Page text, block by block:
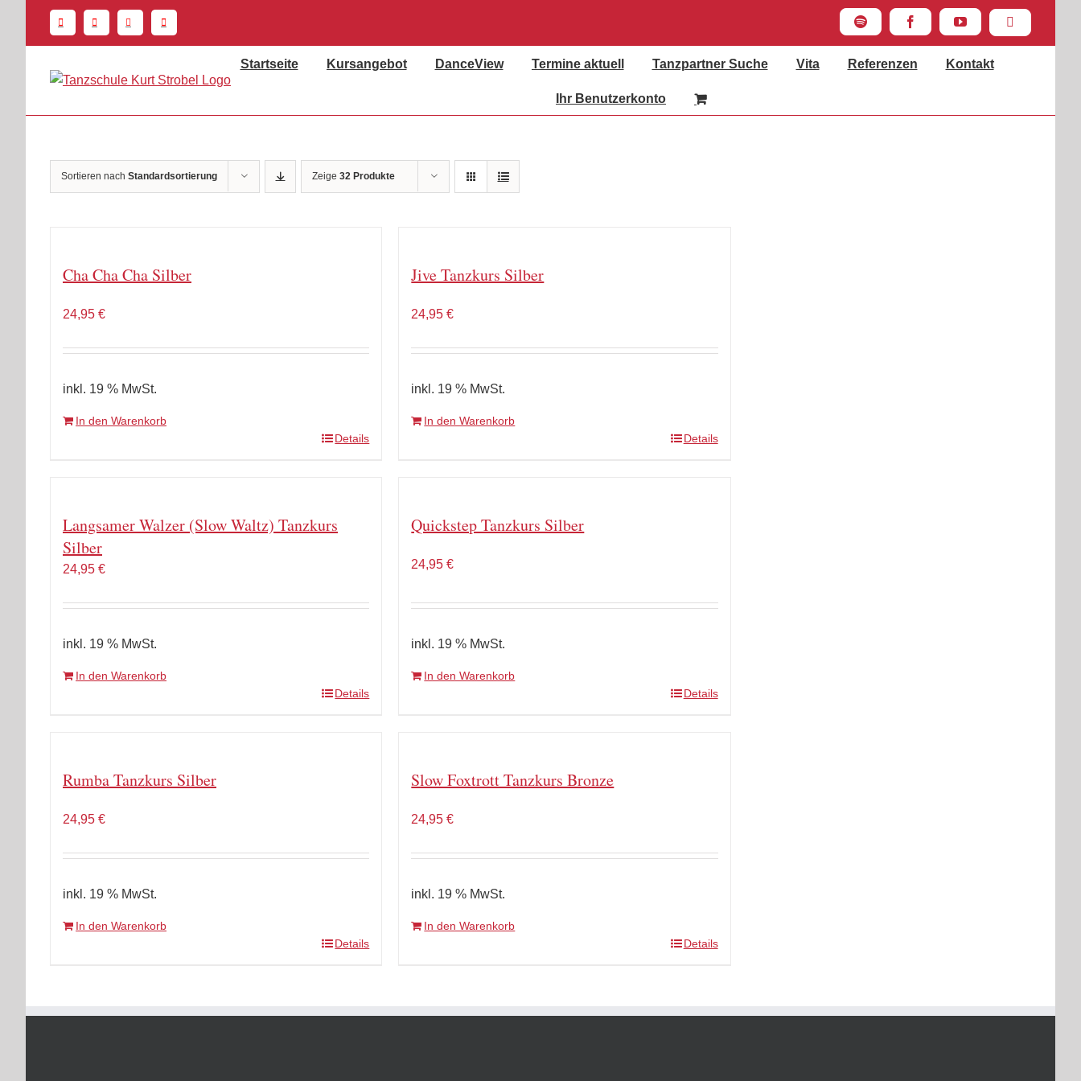
springen
Spotify FacebookYouTube Instagram
Startseite Kursangebot DanceView Termine aktuell Tanzpartner Suche Vita Referenzen Kontakt
Ihr Benutzerkonto
Sortieren nach Standardsortierung Zeige 32 Produkte
Cha Cha Cha Silber
24,95 €
inkl. 19 % MwSt.
In den Warenkorb
Details
Jive Tanzkurs Silber
24,95€
inkl. 19 % MwSt.
In den Warenkorb
Details
Langsamer Walzer (Slow Waltz) Tanzkurs
Silber
24,95 €
inkl. 19 % MwSt.
In den Warenkorb
Details
Quickstep Tanzkurs Silber
24,95€
inkl. 19 % MwSt.
In den Warenkorb
Details
Rumba Tanzkurs Silber
24,95 €
inkl. 19 % MwSt.
In den Warenkorb
Details
Slow Foxtrott Tanzkurs Bronze
24,95€
inkl. 19 % MwSt.
In den Warenkorb
Details